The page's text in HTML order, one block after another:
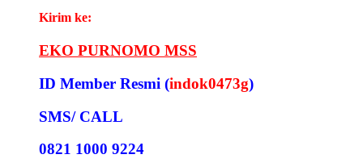
Kirim ke:
EKO PURNOMO MSS
ID Member Resmi (indok0473g)
SMS/ CALL
0821 1000 9224